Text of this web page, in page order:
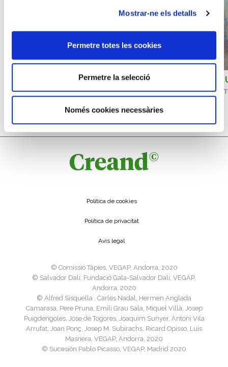
Mostrar-ne els detalls
Permetre totes les cookies
Permetre la selecció
Només cookies necessàries
JOAQUIM ASENSIO
Bodegón
Política de cookies
Política de privacitat
Avís legal
©️ Comissió Tàpies, VEGAP, Andorra, 2020
©️ Salvador Dalí, Fundació Gala-Salvador Dalí, VEGAP,
Andorra, 2020
©️ Alfred Sisquella , Carles Nadal, Hermen Anglada
Camarasa, Pere Pruna, Emili Grau Sala, Miquel Villà, Josep
Puigdengoles, Jose de Togores, Joaquim Sunyer, Antoni Vila
Arrufat, Joan Ponç, Josep M. Subirachs, Ricard Opisso, Luis
Masriera, VEGAP, Andorra, 2020
©️ Sucesión Pablo Picasso, VEGAP, Madrid 2020